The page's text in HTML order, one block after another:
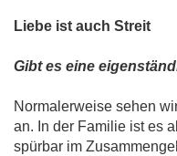
Liebe ist auch Streit
Gibt es eine
Normalerweise sehen
an. In der Familie ist es
spürbar im